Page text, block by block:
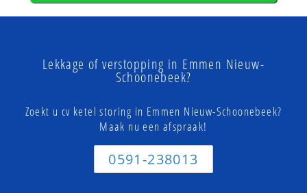
Lekkage of verstopping in Emmen Nieuw-
Schoonebeek?
Zoekt u cv ketel storing in Emmen Nieuw-Schoonebeek?
Maak nu een afspraak!
0591-238013